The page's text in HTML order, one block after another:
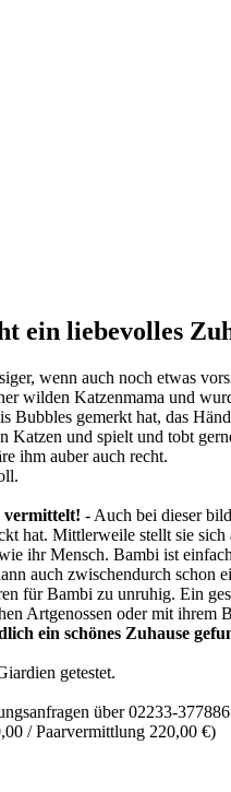
ein liebevolles
wenn auch noch etwas
wilden Katzenmama und
Bubbles gemerkt hat, das
Katzen und spielt und tobt
ihm auber auch recht.
vermittelt! - Auch bei dieser
hat. Mittlerweile stellt sie
ihr Mensch. Bambi ist
auch zwischendurch
für Bambi zu unruhig. Ein
Artgenossen oder mit ihrem
ein schönes Zuhause
getestet.
über 02233-
/ Paarvermittlung 220,00 €)